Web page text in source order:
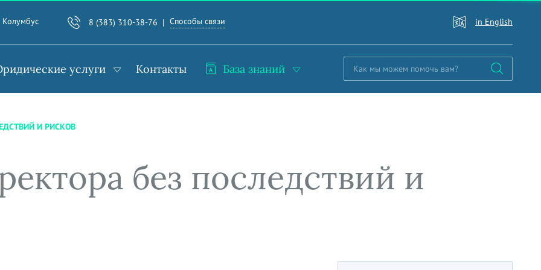
Колумбус 8 (383) 310-38-76 Способы связи in English
услуги Контакты База знаний
И РИСКОВ
без последствий и